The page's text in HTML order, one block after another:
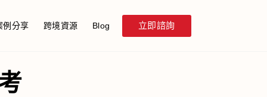
例分享 跨境資源 Blog 立即諮詢